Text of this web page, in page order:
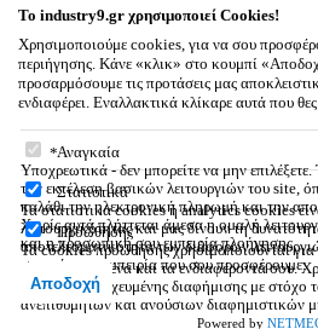
0
Βάλε κάτι στο καλάθι σου
To industry9.gr χρησιμοποιεί Cookies!
Χρησιμοποιούμε cookies, για να σου
περιήγησης. Κάνε «κλικ» στο κουμπί
προσαρμόσουμε τις προτάσεις μας
ενδιαφέρει. Εναλλακτικά κλίκαρε αυτά που
To
Αναγκαία
Υποχρεωτικά - δεν μπορείτε να μην
την εκτέλεση βασικών λειτουργιών του site,
καλάθι την ηλεκτρονική πληρωμή και την
Χωρίς αυτά πλήττεται άμεσα η ομαλή
και η προσωπική σου εμπειρία πλοήγησης.
Στατιστικά
Τα στατιστικά cookies ή analytics cookies
λειτουργικότητας και μας δίνουν τη
αποτελεσματικότητα των διάφορων
συνεχώς την εμπειρία που σου προσφέρουμε.
Προώθησης
Τα cookies προώθησης χρησιμοποιούνται για
σχετικές με εσένα και τα ενδιαφέροντά σου.
αποστολή στοχευμένης διαφήμισης με στόχο
ανεπιθύμητων και ανούσιων διαφημιστικών
Αποδοχή
Powered by